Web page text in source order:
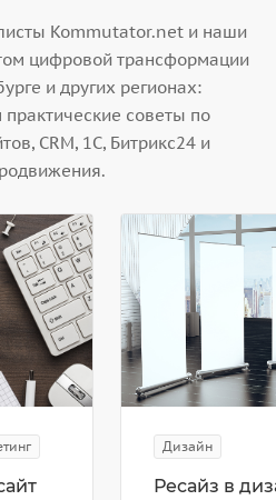
Kommutator.net и наши
цифровой трансформации
и других регионах:
советы по
CRM, 1С, Битрикс24 и
Дизайн
Ресайз в